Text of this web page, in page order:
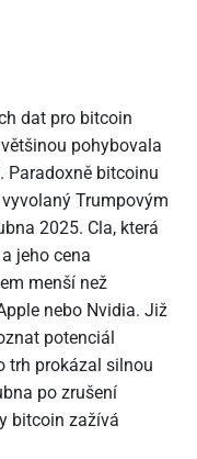
dat pro bitcoin
pohybovala
Paradoxně bitcoinu
Trumpovým
2025. Cla, která
jeho cena
menší než
nebo Nvidia. Již
potenciál
trh prokázal silnou
po zrušení
bitcoin zažívá